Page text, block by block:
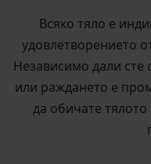
Всяко тяло е
удовлетворението
Независимо дали
или раждането е
да обичате